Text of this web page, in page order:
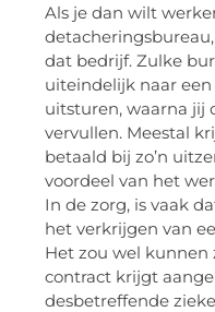
Als je dan wilt
dat bedrijf. Zulke
uiteindelijk naar
uitsturen, waarna jij
vervullen. Meestal
betaald bij zo’n
voordeel van het
In de zorg, is vaak
het verkrijgen van
Het zou wel
contract krijgt
desbetreffende